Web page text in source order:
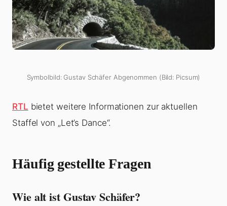
Symbolbild: Gustav Schäfer Abgenommen (Bild: Picsum)
RTL bietet weitere Informationen zur aktuellen
Staffel von „Let’s Dance“.
Häufig gestellte Fragen
Wie alt ist Gustav Schäfer?